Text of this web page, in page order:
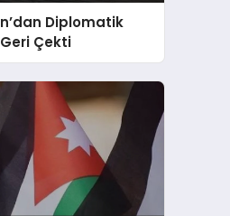
Diplomatik
Çekti